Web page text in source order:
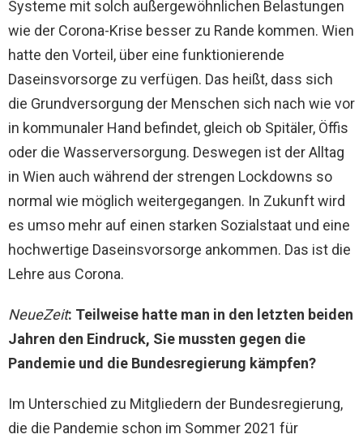
Systeme mit solch außergewöhnlichen Belastungen
wie der Corona-Krise besser zu Rande kommen. Wien
hatte den Vorteil, über eine funktionierende
Daseinsvorsorge zu verfügen. Das heißt, dass sich
die Grundversorgung der Menschen sich nach wie vor
in kommunaler Hand befindet, gleich ob Spitäler, Öffis
oder die Wasserversorgung. Deswegen ist der Alltag
in Wien auch während der strengen Lockdowns so
normal wie möglich weitergegangen. In Zukunft wird
es umso mehr auf einen starken Sozialstaat und eine
hochwertige Daseinsvorsorge ankommen. Das ist die
Lehre aus Corona.
NeueZeit: Teilweise hatte man in den letzten beiden
Jahren den Eindruck, Sie mussten gegen die
Pandemie und die Bundesregierung kämpfen?
Im Unterschied zu Mitgliedern der Bundesregierung,
die die Pandemie schon im Sommer 2021 für